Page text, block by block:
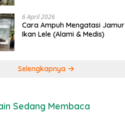
6 April 2026
Cara Ampuh Mengatasi Jamur
Ikan Lele (Alami & Medis)
Selengkapnya
Sedang Membaca